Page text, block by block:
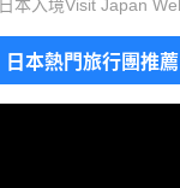
日本入境Visit Japan
日本熱門旅行團推薦